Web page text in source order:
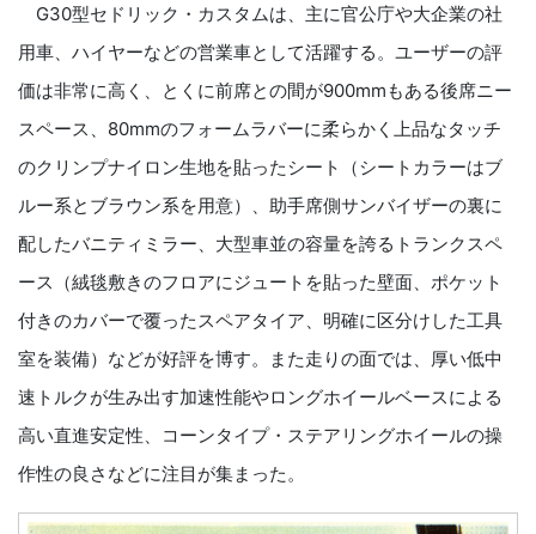
G30型セドリック・カスタムは、主に官公庁や大企業の社
用車、ハイヤーなどの営業車として活躍する。ユーザーの評
価は非常に高く、とくに前席との間が900mmもある後席ニー
スペース、80mmのフォームラバーに柔らかく上品なタッチ
のクリンプナイロン生地を貼ったシート（シートカラーはブ
ルー系とブラウン系を用意）、助手席側サンバイザーの裏に
配したバニティミラー、大型車並の容量を誇るトランクスペ
ース（絨毯敷きのフロアにジュートを貼った壁面、ポケット
付きのカバーで覆ったスペアタイア、明確に区分けした工具
室を装備）などが好評を博す。また走りの面では、厚い低中
速トルクが生み出す加速性能やロングホイールベースによる
高い直進安定性、コーンタイプ・ステアリングホイールの操
作性の良さなどに注目が集まった。